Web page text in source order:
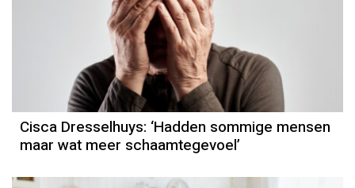
Column
Cisca Dresselhuys
Cisca Dresselhuys: ‘Hadden sommige mensen
maar wat meer schaamtegevoel’